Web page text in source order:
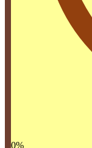
0%